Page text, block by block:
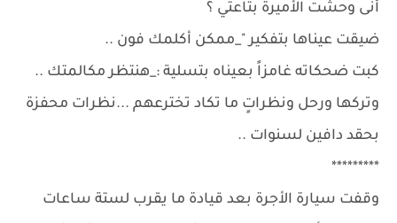
أنى وحشت الأميرة بتاعتي ؟
ضيقت عيناها بتفكير "_ممكن أكلمك فون ..
كبت ضحكاته غامزاً بعيناه بتسلية :_هنتظر مكالمتك ..
وتركها ورحل ونظراتٍ ما تكاد تخترعهم ...نظرات محفزة
بحقد دافين لسنوات ..
*********
وقفت سيارة الأجرة بعد قيادة ما يقرب لستة ساعات